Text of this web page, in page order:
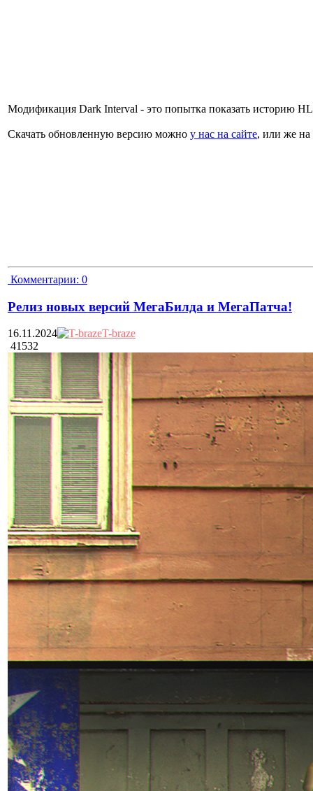
Модификация Dark Interval - это попытка показать историю
Скачать обновленную версию можно у нас на сайте, или же на
Комментарии: 0
Релиз новых версий МегаБилда и МегаПатча!
16.11.2024
T-braze
41532